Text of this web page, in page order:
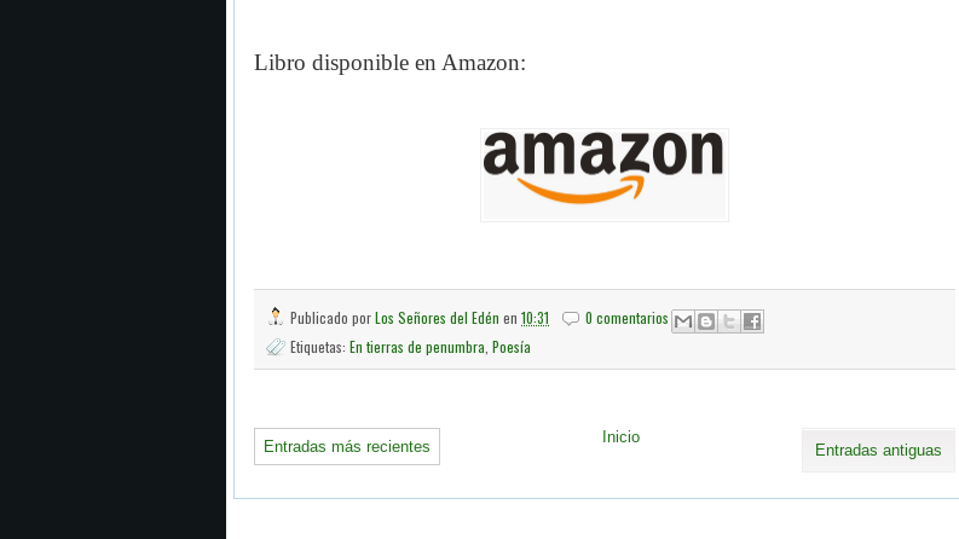
Libro disponible en Amazon:
Publicado porLos Señores del Edén en 10:31
0 comentarios
Etiquetas: En tierras de penumbra Poesía
Entradas más recientes Entradas antiguas
Inicio